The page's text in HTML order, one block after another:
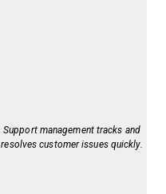
Support management tracks and
resolves customer issues quickly.